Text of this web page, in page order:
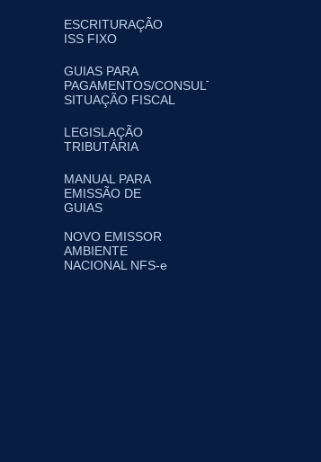
ESCRITURAÇÃO
ISS FIXO
GUIAS PARA
PAGAMENTOS/CONSULTA
SITUAÇÃO FISCAL
LEGISLAÇÃO
TRIBUTÁRIA
MANUAL PARA
EMISSÃO DE
GUIAS
NOVO EMISSOR
AMBIENTE
NACIONAL NFS-e